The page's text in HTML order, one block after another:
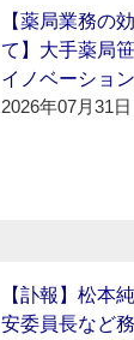
【薬局業務の
て】大手薬局
イノベーション
2026年07月31
【訃報】松本
安委員長など